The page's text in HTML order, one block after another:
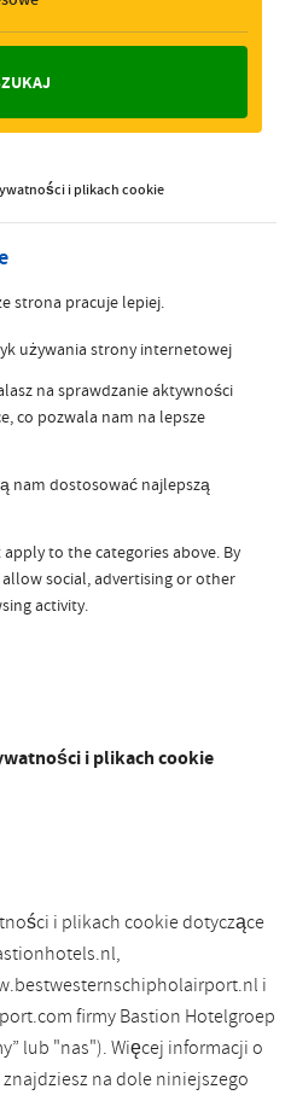
i plikach cookie
strona pracuje lepiej.
używania strony internetowej
na sprawdzanie aktywności
co pozwala nam na lepsze
nam dostosować najlepszą
to the categories above. By
social, advertising or other
activity.
i plikach cookie
i plikach cookie dotyczące
i
firmy Bastion Hotelgroep
lub "nas"). Więcej informacji o
na dole niniejszego